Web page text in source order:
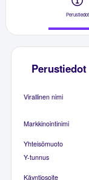
Perustiedot
Perustiedot
Virallinen nimi
Markkinointinimi
Yhteisömuoto
Y-tunnus
Käyntiosoite